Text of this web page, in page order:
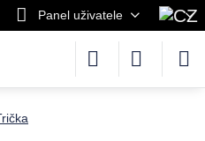
Panel uživatele